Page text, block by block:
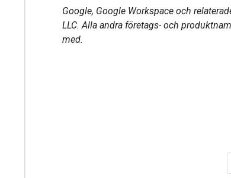
Google, Google Workspace och
LLC. Alla andra företags- och
med.